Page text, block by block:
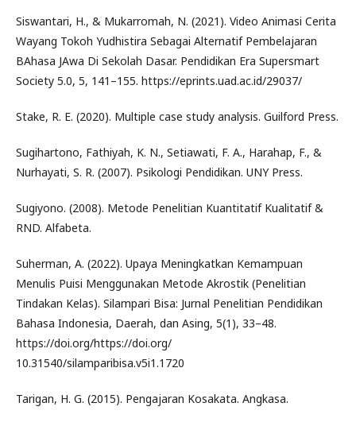
Siswantari, H., & Mukarromah, N. (2021). Video Animasi Cerita
Wayang Tokoh Yudhistira Sebagai Alternatif Pembelajaran
BAhasa JAwa Di Sekolah Dasar. Pendidikan Era Supersmart
Society 5.0, 5, 141–155. https://eprints.uad.ac.id/29037/
Stake, R. E. (2020). Multiple case study analysis. Guilford Press.
Sugihartono, Fathiyah, K. N., Setiawati, F. A., Harahap, F., &
Nurhayati, S. R. (2007). Psikologi Pendidikan. UNY Press.
Sugiyono. (2008). Metode Penelitian Kuantitatif Kualitatif &
RND. Alfabeta.
Suherman, A. (2022). Upaya Meningkatkan Kemampuan
Menulis Puisi Menggunakan Metode Akrostik (Penelitian
Tindakan Kelas). Silampari Bisa: Jurnal Penelitian Pendidikan
Bahasa Indonesia, Daerah, dan Asing, 5(1), 33–48.
https://doi.org/https://doi.org/
10.31540/silamparibisa.v5i1.1720
Tarigan, H. G. (2015). Pengajaran Kosakata. Angkasa.